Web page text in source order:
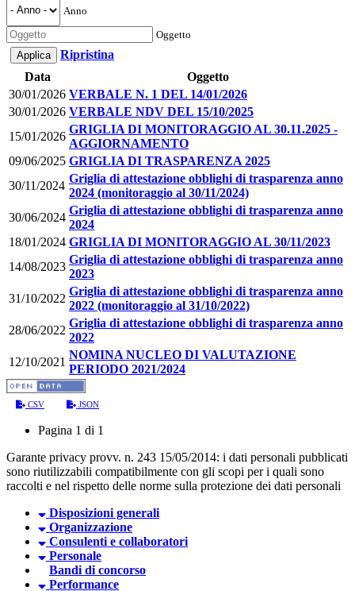
Anno
Oggetto
Ripristina
Data
Oggetto
30/01/2026 VERBALE N. 1 DEL 14/01/2026
30/01/2026 VERBALE NDV DEL 15/10/2025
15/01/2026
GRIGLIA DI MONITORAGGIO AL 30.11.2025 -
AGGIORNAMENTO
09/06/2025 GRIGLIA DI TRASPARENZA 2025
30/11/2024
Griglia di attestazione obblighi di trasparenza anno
2024 (monitoraggio al 30/11/2024)
30/06/2024
Griglia di attestazione obblighi di trasparenza anno
2024
18/01/2024 GRIGLIA DI MONITORAGGIO AL 30/11/2023
14/08/2023
Griglia di attestazione obblighi di trasparenza anno
2023
31/10/2022
Griglia di attestazione obblighi di trasparenza anno
2022 (monitoraggio al 31/10/2022)
28/06/2022
Griglia di attestazione obblighi di trasparenza anno
2022
12/10/2021
NOMINA NUCLEO DI VALUTAZIONE
PERIODO 2021/2024
CSV JSON
Pagina 1 di 1
Garante privacy provv. n. 243 15/05/2014: i dati personali pubblicati
sono riutilizzabili compatibilmente con gli scopi per i quali sono
raccolti e nel rispetto delle norme sulla protezione dei dati personali
Disposizioni generali
Organizzazione
Consulenti e collaboratori
Personale
Bandi di concorso
Performance